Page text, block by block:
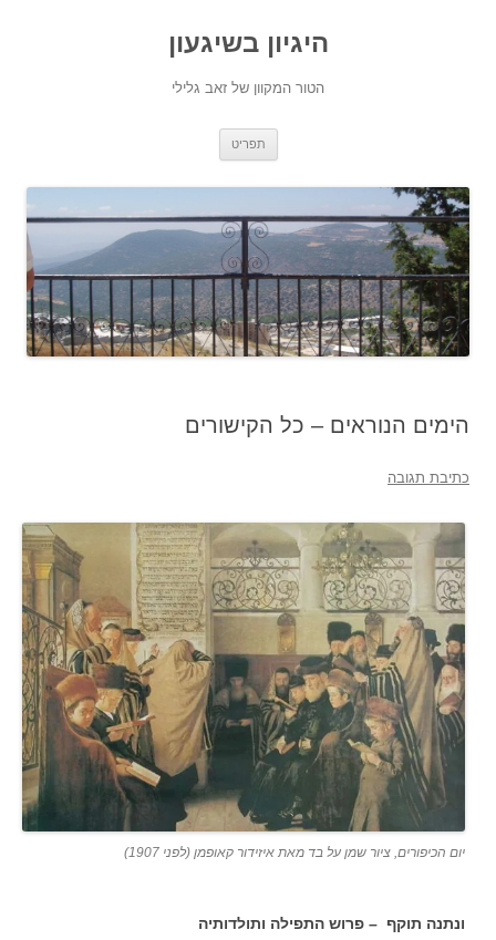
היגיון בשיגעון
הטור המקוון של זאב גלילי
תפריט
הימים הנוראים – כל הקישורים
כתיבת תגובה
יום הכיפורים, ציור שמן על בד מאת איזידור קאופמן (לפני 1907)
ונתנה תוקף – פרוש התפילה ותולדותיה